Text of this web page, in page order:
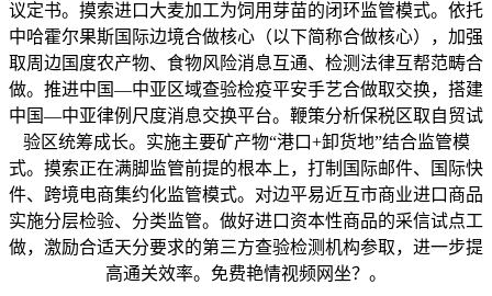
议定书。摸索进口大麦加工为饲用芽苗的闭环监管模式。依托
中哈霍尔果斯国际边境合做核心（以下简称合做核心），加强
取周边国度农产物、食物风险消息互通、检测法律互帮范畴合
做。推进中国—中亚区域查验检疫平安手艺合做取交换，搭建
中国—中亚律例尺度消息交换平台。鞭策分析保税区取自贸试
验区统筹成长。实施主要矿产物“港口+卸货地”结合监管模
式。摸索正在满脚监管前提的根本上，打制国际邮件、国际快
件、跨境电商集约化监管模式。对边平易近互市商业进口商品
实施分层检验、分类监管。做好进口资本性商品的采信试点工
做，激励合适天分要求的第三方查验检测机构参取，进一步提
高通关效率。免费艳情视频网坐？。